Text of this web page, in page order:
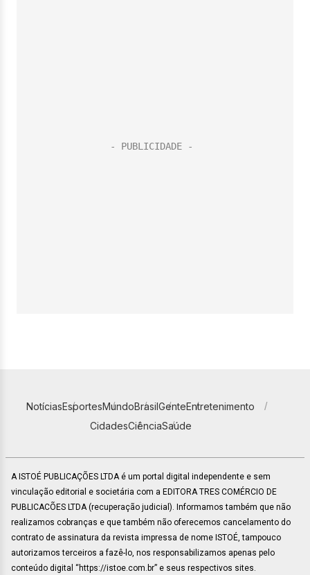
NotíciasEsportesMundoBrasilGenteEntretenimento
CidadesCiênciaSaúde
A ISTOÉ PUBLICAÇÕES LTDA é um portal digital independente e sem
vinculação editorial e societária com a EDITORA TRES COMÉRCIO DE
PUBLICACÕES LTDA (recuperação judicial). Informamos também que não
realizamos cobranças e que também não oferecemos cancelamento do
contrato de assinatura da revista impressa de nome ISTOÉ, tampouco
autorizamos terceiros a fazê-lo, nos responsabilizamos apenas pelo
conteúdo digital “https://istoe.com.br” e seus respectivos sites.